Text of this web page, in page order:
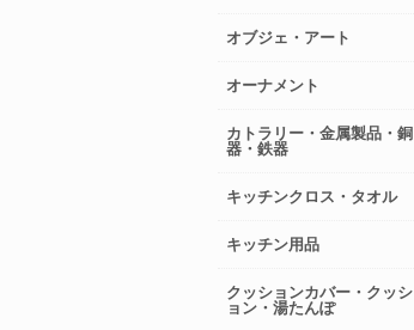
オブジェ・アート
オーナメント
カトラリー・金属製品・銅
器・鉄器
キッチンクロス・タオル
キッチン用品
クッションカバー・クッシ
ョン・湯たんぽ